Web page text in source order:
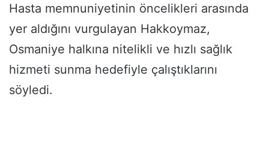
Hasta memnuniyetinin öncelikleri arasında
yer aldığını vurgulayan Hakkoymaz,
Osmaniye halkına nitelikli ve hızlı sağlık
hizmeti sunma hedefiyle çalıştıklarını
söyledi.